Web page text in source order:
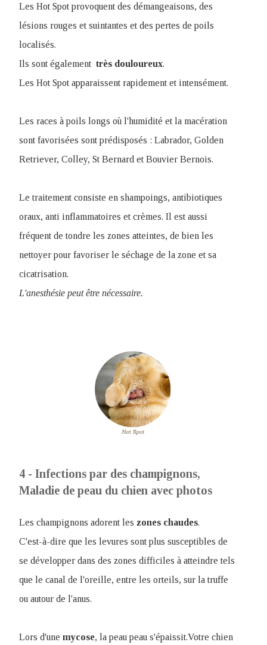
Les Hot Spot provoquent des démangeaisons, des
lésions rouges et suintantes et des pertes de poils
localisés.
Ils sont également très douloureux.
Les Hot Spot apparaissent rapidement et intensément.
Les races à poils longs où l'humidité et la macération
sont favorisées sont prédisposés : Labrador, Golden
Retriever, Colley, St Bernard et Bouvier Bernois.
Le traitement consiste en shampoings, antibiotiques
oraux, anti inflammatoires et crèmes. Il est aussi
fréquent de tondre les zones atteintes, de bien les
nettoyer pour favoriser le séchage de la zone et sa
cicatrisation.
L'anesthésie peut être nécessaire.
4 - Infections par des champignons,
Maladie de peau du chien avec photos
Les champignons adorent les zones chaudes.
C'est-à-dire que les levures sont plus susceptibles de
se développer dans des zones difficiles à atteindre tels
que le canal de l'oreille, entre les orteils, sur la truffe
ou autour de l'anus.
Lors d'une mycose, la peau peau s'épaissit.Votre chien